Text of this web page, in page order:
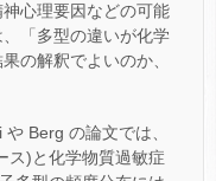
心理要因などの可能
「多型の違いが化学
の解釈でよいのか、
Berg の論文では、
ス)と化学物質過敏症